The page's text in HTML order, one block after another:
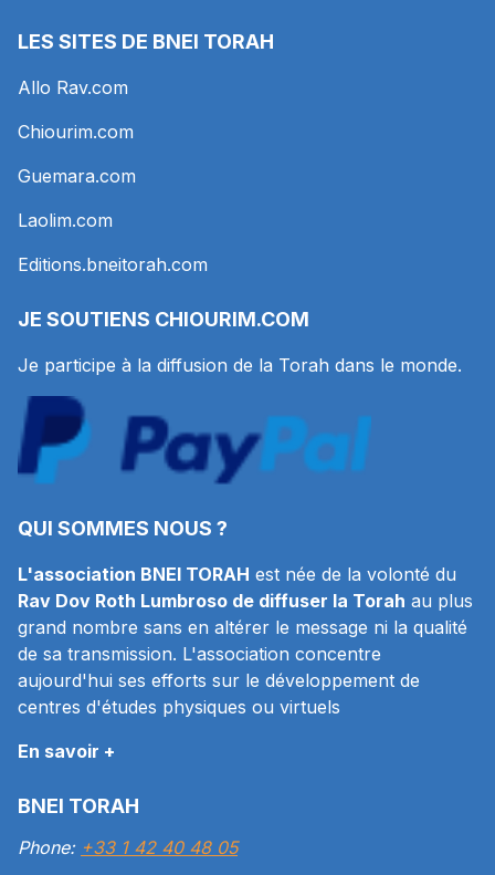
LES SITES DE BNEI TORAH
Allo Rav.com
Chiourim.com
Guemara.com
Laolim.com
Editions.bneitorah.com
JE SOUTIENS CHIOURIM.COM
Je participe à la diffusion de la Torah dans le monde.
QUI SOMMES NOUS ?
L'association BNEI TORAH est née de la volonté du
Rav Dov Roth Lumbroso de diffuser la Torah au plus
grand nombre sans en altérer le message ni la qualité
de sa transmission. L'association concentre
aujourd'hui ses efforts sur le développement de
centres d'études physiques ou virtuels
En savoir +
BNEI TORAH
Phone: +33 1 42 40 48 05